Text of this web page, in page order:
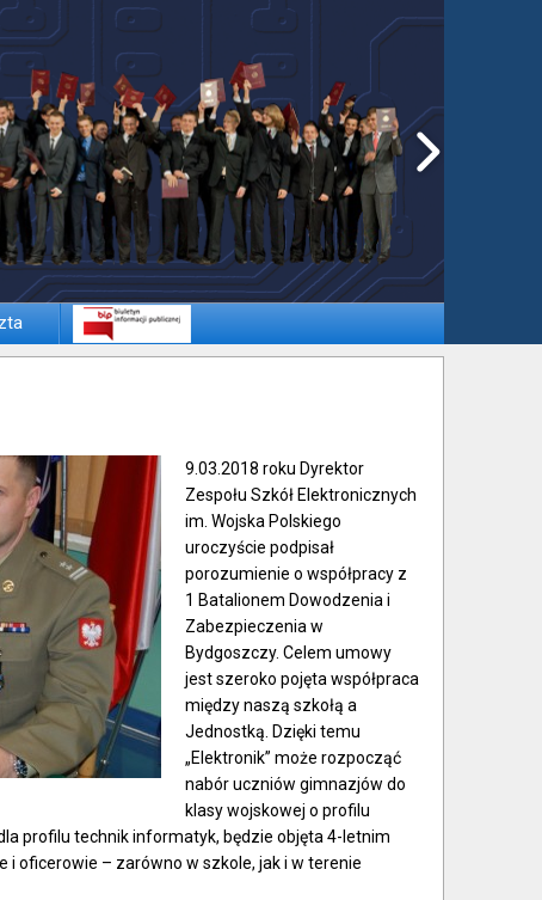
9.03.2018 roku Dyrektor
Zespołu Szkół Elektronicznych
im. Wojska Polskiego
uroczyście podpisał
porozumienie o współpracy z
1 Batalionem Dowodzenia i
Zabezpieczenia w
Bydgoszczy. Celem umowy
jest szeroko pojęta współpraca
między naszą szkołą a
Jednostką. Dzięki temu
„Elektronik” może rozpocząć
nabór uczniów gimnazjów do
klasy wojskowej o profilu
profilu technik informatyk, będzie objęta 4-letnim
i oficerowie – zarówno w szkole, jak i w terenie